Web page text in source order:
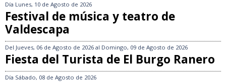
Día Lunes, 10 de Agosto de 2026
Festival de música y teatro de
Valdescapa
Del Jueves, 06 de Agosto de 2026 al Domingo, 09 de Agosto de 2026
Fiesta del Turista de El Burgo Ranero
Día Sábado, 08 de Agosto de 2026